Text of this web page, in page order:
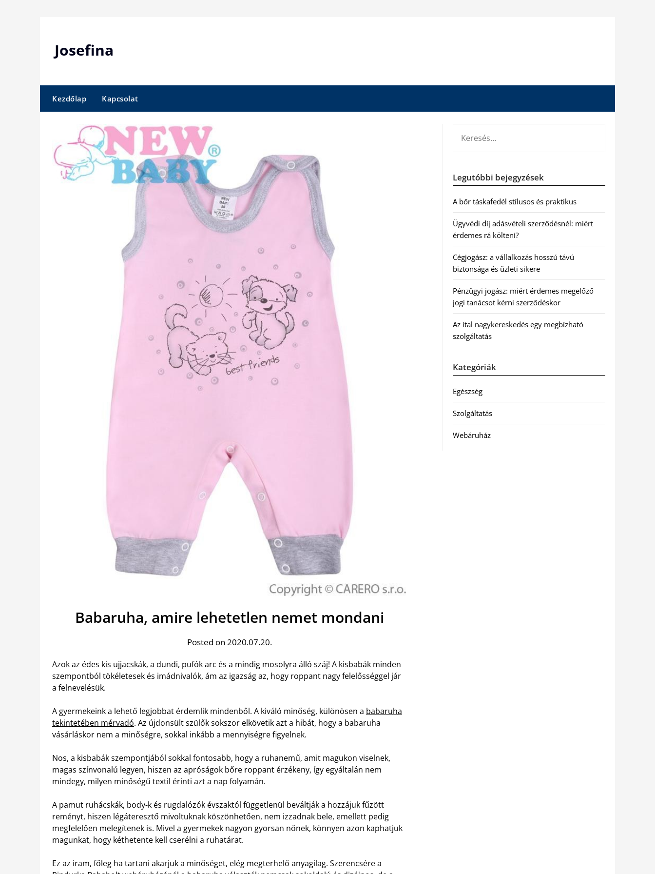
Josefina
Kezdőlap Kapcsolat
Babaruha, amire lehetetlen nemet mondani
Posted on 2020.07.20.
Azok az édes kis ujjacskák, a dundi, pufók arc és a mindig mosolyra álló száj! A kisbabák minden
szempontból tökéletesek és imádnivalók, ám az igazság az, hogy roppant nagy felelősséggel jár
a felnevelésük.
A gyermekeink a lehető legjobbat érdemlik mindenből. A kiváló minőség, különösen a babaruha
tekintetében mérvadó. Az újdonsült szülők sokszor elkövetik azt a hibát, hogy a babaruha
vásárláskor nem a minőségre, sokkal inkább a mennyiségre figyelnek.
Nos, a kisbabák szempontjából sokkal fontosabb, hogy a ruhanemű, amit magukon viselnek,
magas színvonalú legyen, hiszen az apróságok bőre roppant érzékeny, így egyáltalán nem
mindegy, milyen minőségű textil érinti azt a nap folyamán.
A pamut ruhácskák, body-k és rugdalózók évszaktól függetlenül beváltják a hozzájuk fűzött
reményt, hiszen légáteresztő mivoltuknak köszönhetően, nem izzadnak bele, emellett pedig
megfelelően melegítenek is. Mivel a gyermekek nagyon gyorsan nőnek, könnyen azon kaphatjuk
magunkat, hogy kéthetente kell cserélni a ruhatárat.
Ez az iram, főleg ha tartani akarjuk a minőséget, elég megterhelő anyagilag. Szerencsére a
Legutóbbi bejegyzések
A bőr táskafedél stílusos és praktikus
Ügyvédi díj adásvételi szerződésnél: miért
érdemes rá költeni?
Cégjogász: a vállalkozás hosszú távú
biztonsága és üzleti sikere
Pénzügyi jogász: miért érdemes megelőző
jogi tanácsot kérni szerződéskor
Az ital nagykereskedés egy megbízható
szolgáltatás
Kategóriák
Egészség
Szolgáltatás
Webáruház